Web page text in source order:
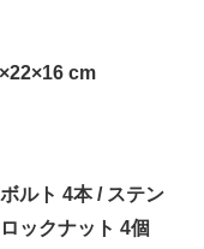
cm
ルト 4本 / ステン
ックナット 4個